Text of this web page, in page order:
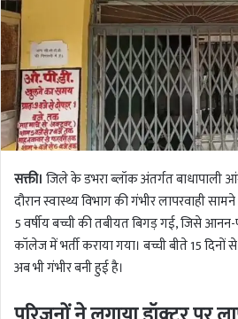
सक्ती। जिले के डभरा ब्लॉक अंतर्गत बाधापाली
दौरान स्वास्थ्य विभाग की गंभीर लापरवाही
5 वर्षीय बच्ची की तबीयत बिगड़ गई, जिसे
कॉलेज में भर्ती कराया गया। बच्ची बीते 15
अब भी गंभीर बनी हुई है।